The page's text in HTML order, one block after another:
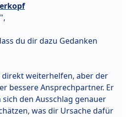
du dir dazu Gedanken
weiterhelfen, aber der
bessere Ansprechpartner. Er
den Ausschlag genauer
was dir Ursache dafür